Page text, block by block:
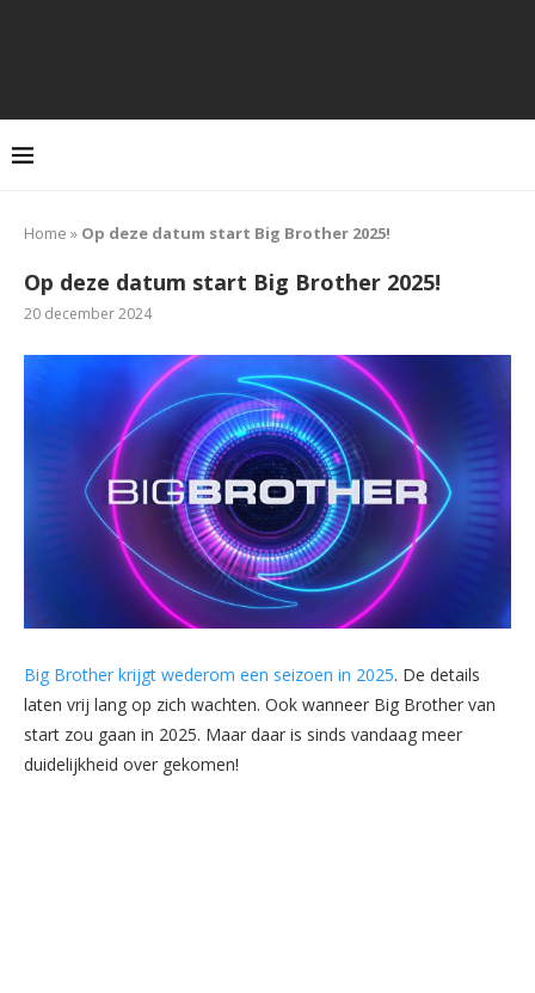
Home » Op deze datum start Big Brother 2025!
Op deze datum start Big Brother 2025!
20 december 2024
Big Brother krijgt wederom een seizoen in 2025. De details
laten vrij lang op zich wachten. Ook wanneer Big Brother van
start zou gaan in 2025. Maar daar is sinds vandaag meer
duidelijkheid over gekomen!